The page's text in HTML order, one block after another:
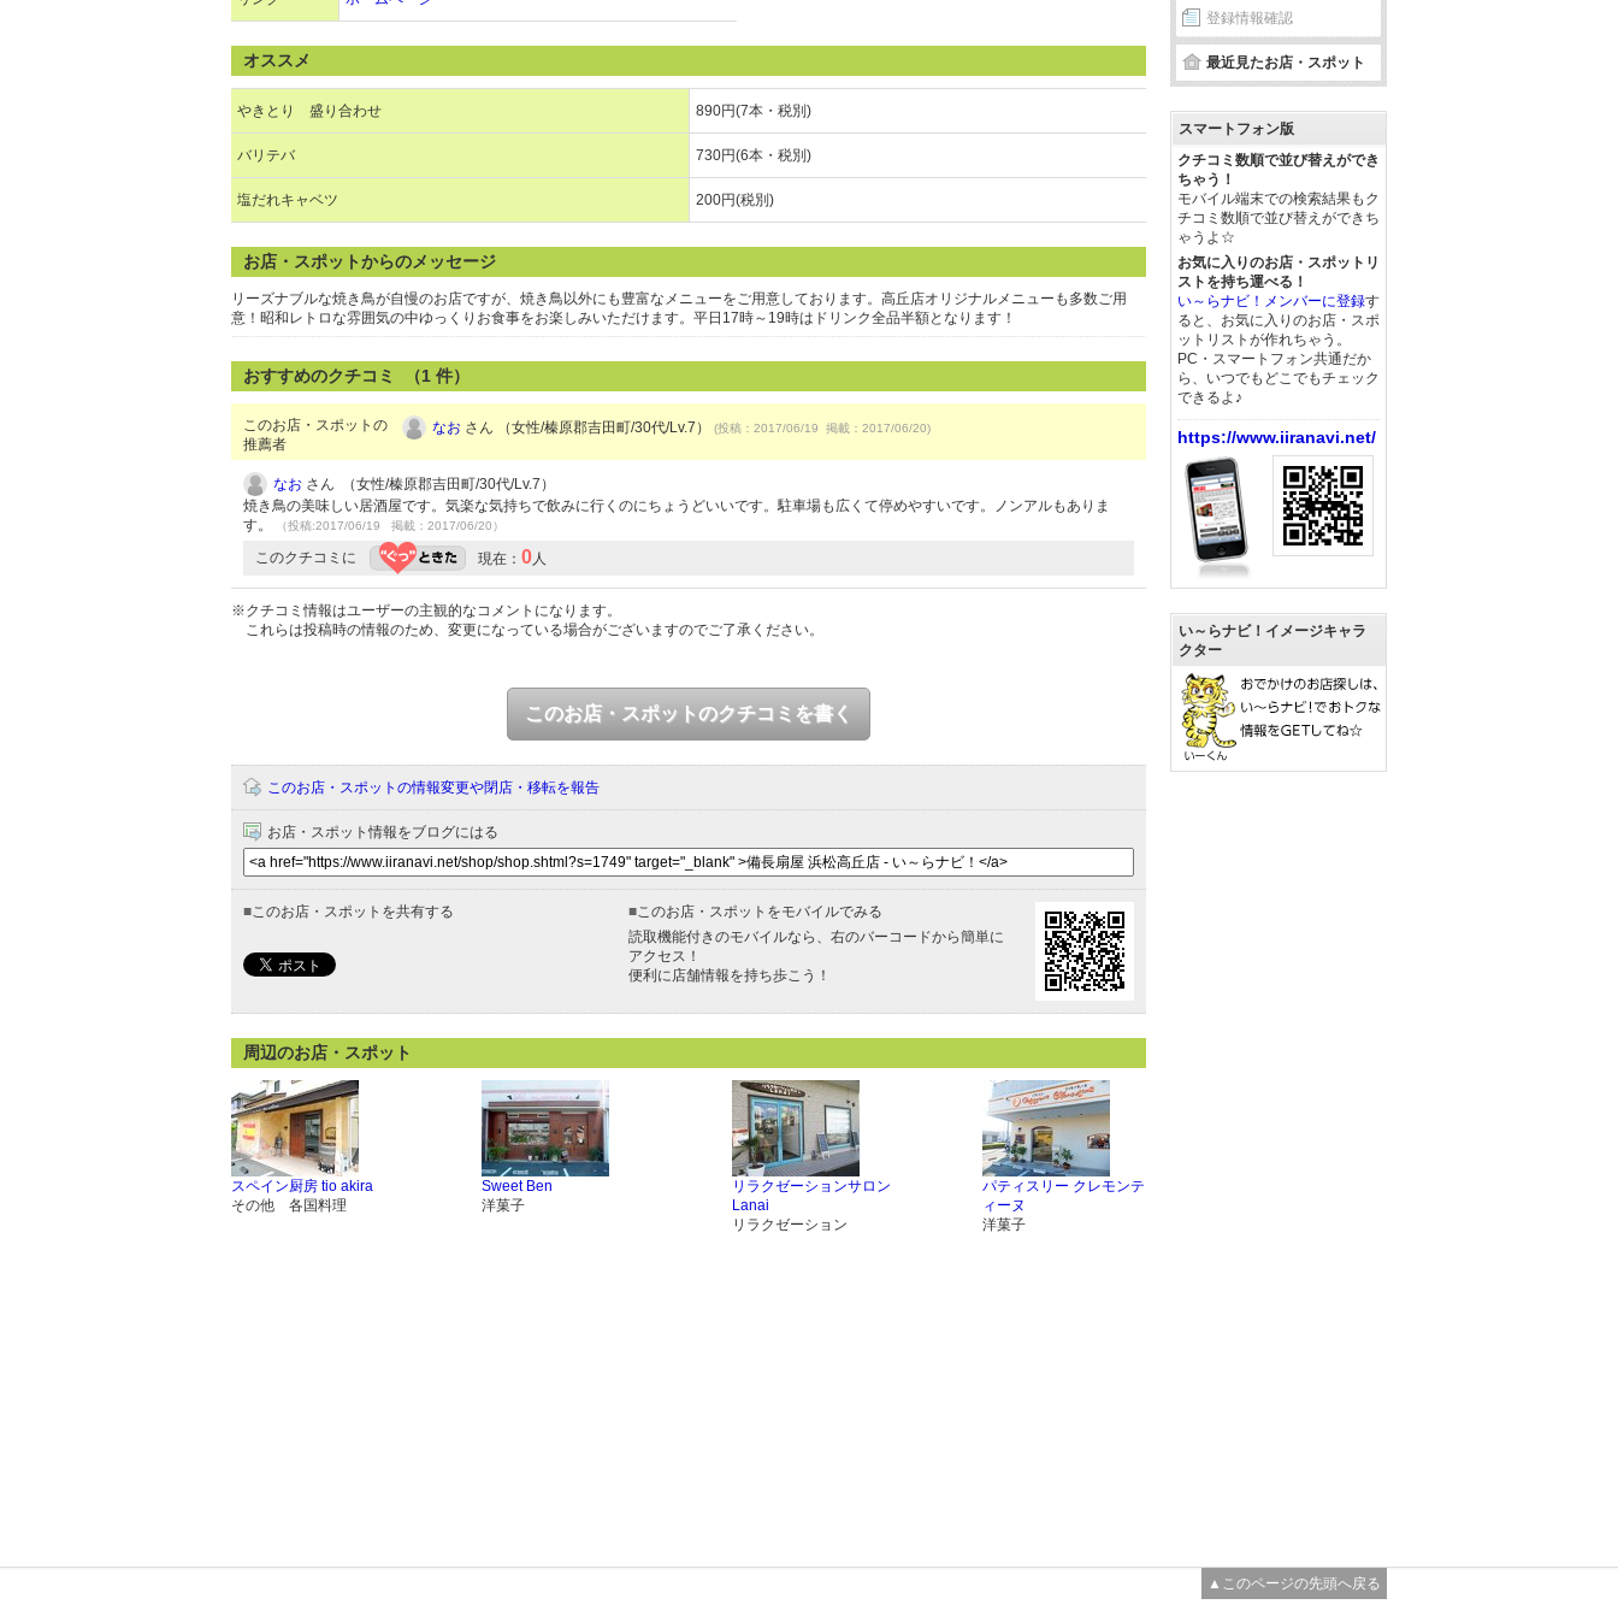
オススメ
やきとり 盛り合わせ 890円(7本・税別)
バリテバ 730円(6本・税別)
塩だれキャベツ 200円(税別)
お店・スポットからのメッセージ
リーズナブルな焼き鳥が自慢のお店ですが、焼き鳥以外にも豊富なメニューをご用意しております。高丘店オリジナルメニューも多数ご用
意！昭和レトロな雰囲気の中ゆっくりお食事をお楽しみいただけます。平日17時～19時はドリンク全品半額となります！
おすすめのクチコミ （1 件）
このお店・スポットの
推薦者
なお さん （女性/榛原郡吉田町/30代/Lv.7） (投稿：2017/06/19 掲載：2017/06/20)
なお さん （女性/榛原郡吉田町/30代/Lv.7）
焼き鳥の美味しい居酒屋です。気楽な気持ちで飲みに行くのにちょうどいいです。駐車場も広くて停めやすいです。ノンアルもありま
す。
（投稿:2017/06/19 掲載：2017/06/20）
このクチコミに 現在： 0人
※クチコミ情報はユーザーの主観的なコメントになります。
これらは投稿時の情報のため、変更になっている場合がございますのでご了承ください。
このお店・スポットのクチコミを書く
このお店・スポットの情報変更や閉店・移転を報告
お店・スポット情報をブログにはる
■このお店・スポットを共有する ■このお店・スポットをモバイルでみる
読取機能付きのモバイルなら、右のバーコードから簡単に
アクセス！
便利に店舗情報を持ち歩こう！
周辺のお店・スポット
スペイン厨房 tio akira
その他 各国料理
Sweet Ben
洋菓子
リラクゼーションサロン
Lanai
リラクゼーション
パティスリー クレモンテ
ィーヌ
洋菓子
登録情報確認
最近見たお店・スポット
スマートフォン版
クチコミ数順で並び替えができ
ちゃう！
モバイル端末での検索結果もク
チコミ数順で並び替えができち
ゃうよ☆
お気に入りのお店・スポットリ
ストを持ち運べる！
い～らナビ！メンバーに登録す
ると、お気に入りのお店・スポ
ットリストが作れちゃう。
PC・スマートフォン共通だか
ら、いつでもどこでもチェック
できるよ♪
https://www.iiranavi.net/
い～らナビ！イメージキャラ
クター
▲このページの先頭へ戻る